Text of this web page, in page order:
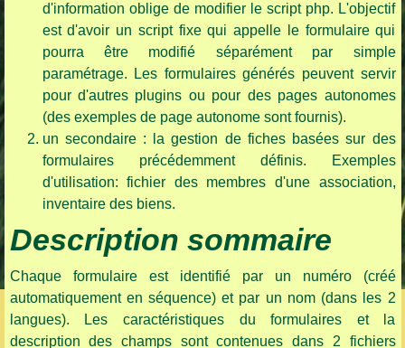
d'information oblige de modifier le script php. L'objectif
est d'avoir un script fixe qui appelle le formulaire qui
pourra être modifié séparément par simple
paramétrage. Les formulaires générés peuvent servir
pour d'autres plugins ou pour des pages autonomes
(des exemples de page autonome sont fournis).
un secondaire : la gestion de fiches basées sur des
formulaires précédemment définis. Exemples
d'utilisation: fichier des membres d'une association,
inventaire des biens.
Description sommaire
Chaque formulaire est identifié par un numéro (créé
automatiquement en séquence) et par un nom (dans les 2
langues). Les caractéristiques du formulaires et la
description des champs sont contenues dans 2 fichiers